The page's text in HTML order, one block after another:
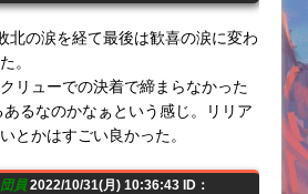
北の涙を経て最後は歓喜の涙に変わ
。
リューでの決着で締まらなかった
るなのかなぁという感じ。リリア
とかはすごい良かった。
員2022/10/31(月) 10:36:43 ID：